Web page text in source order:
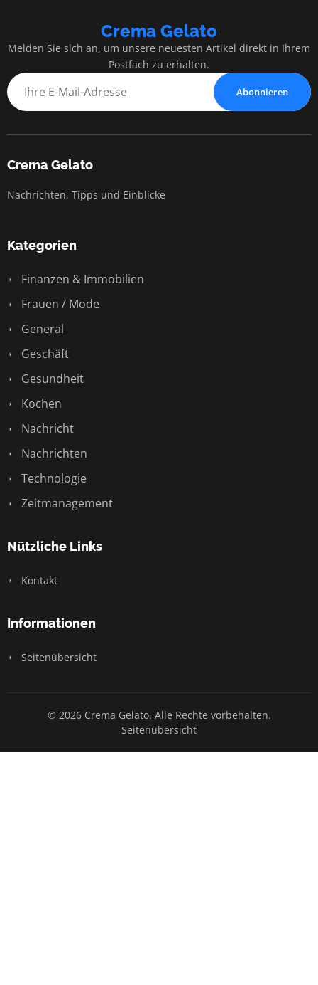
Crema Gelato
Melden Sie sich an, um unsere neuesten Artikel direkt in Ihrem
Postfach zu erhalten.
Abonnieren
Crema Gelato
Nachrichten, Tipps und Einblicke
Kategorien
Finanzen & Immobilien
Frauen / Mode
General
Geschäft
Gesundheit
Kochen
Nachricht
Nachrichten
Technologie
Zeitmanagement
Nützliche Links
Kontakt
Informationen
Seitenübersicht
© 2026 Crema Gelato. Alle Rechte vorbehalten.
Seitenübersicht